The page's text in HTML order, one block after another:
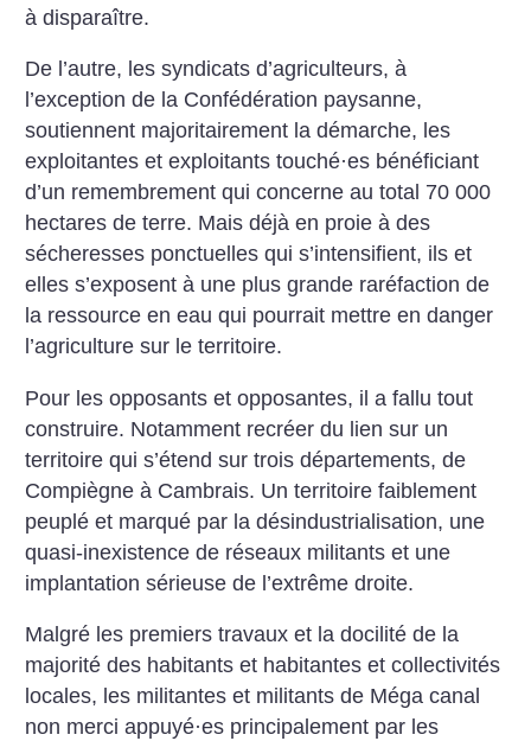
à disparaître.
De l’autre, les syndicats d’agriculteurs, à
l’exception de la Confédération paysanne,
soutiennent majoritairement la démarche, les
exploitantes et exploitants touché·es bénéficiant
d’un remembrement qui concerne au total 70 000
hectares de terre. Mais déjà en proie à des
sécheresses ponctuelles qui s’intensifient, ils et
elles s’exposent à une plus grande raréfaction de
la ressource en eau qui pourrait mettre en danger
l’agriculture sur le territoire.
Pour les opposants et opposantes, il a fallu tout
construire. Notamment recréer du lien sur un
territoire qui s’étend sur trois départements, de
Compiègne à Cambrais. Un territoire faiblement
peuplé et marqué par la désindustrialisation, une
quasi-inexistence de réseaux militants et une
implantation sérieuse de l’extrême droite.
Malgré les premiers travaux et la docilité de la
majorité des habitants et habitantes et collectivités
locales, les militantes et militants de Méga canal
non merci appuyé·es principalement par les